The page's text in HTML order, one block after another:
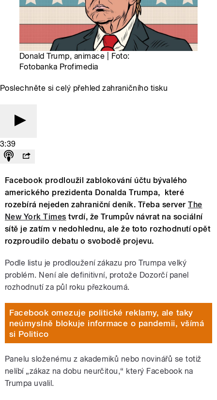
Donald Trump, animace | Foto:
Fotobanka Profimedia
Poslechněte si celý přehled zahraničního tisku
3:39
Facebook prodloužil zablokování účtu bývalého
amerického prezidenta Donalda Trumpa, které
rozebírá nejeden zahraniční deník. Třeba serverThe
New York Times tvrdí, že Trumpův návrat na sociální
sítě je zatím v nedohlednu, ale že toto rozhodnutí opět
rozproudilo debatu o svobodě projevu.
Podle listu je prodloužení zákazu pro Trumpa velký
problém. Není ale definitivní, protože Dozorčí panel
rozhodnutí za půl roku přezkoumá.
Facebook omezuje politické reklamy, ale taky
neúmyslně blokuje informace o pandemii, všímá
si Politico
Panelu složenému z akademiků nebo novinářů se totiž
nelíbí „zákaz na dobu neurčitou,“ který Facebook na
Trumpa uvalil.